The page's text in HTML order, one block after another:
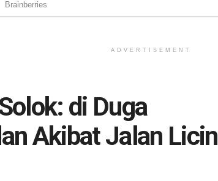
ADVERTISEMENT
di Duga
Akibat Jalan Licin